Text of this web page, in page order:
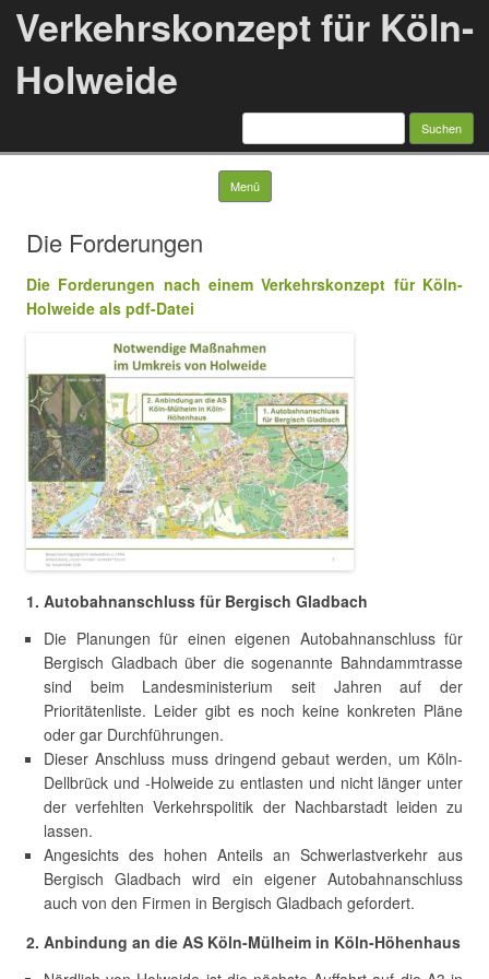
Verkehrskonzept für Köln-
Holweide
Suchen
Menü Springe zum Inhalt
Die Forderungen
Die Forderungen nach einem Verkehrskonzept für Köln-
Holweide als pdf-Datei
1. Autobahnanschluss für Bergisch Gladbach
Die Planungen für einen eigenen Autobahnanschluss für
Bergisch Gladbach über die sogenannte Bahndammtrasse
sind beim Landesministerium seit Jahren auf der
Prioritätenliste. Leider gibt es noch keine konkreten Pläne
oder gar Durchführungen.
Dieser Anschluss muss dringend gebaut werden, um Köln-
Dellbrück und -Holweide zu entlasten und nicht länger unter
der verfehlten Verkehrspolitik der Nachbarstadt leiden zu
lassen.
Angesichts des hohen Anteils an Schwerlastverkehr aus
Bergisch Gladbach wird ein eigener Autobahnanschluss
auch von den Firmen in Bergisch Gladbach gefordert.
2. Anbindung an die AS Köln-Mülheim in Köln-Höhenhaus